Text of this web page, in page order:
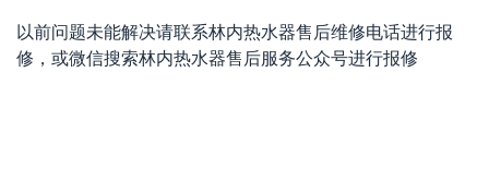
以前问题未能解决请联系林内热水器售后维修电话进行报
修，或微信搜索林内热水器售后服务公众号进行报修